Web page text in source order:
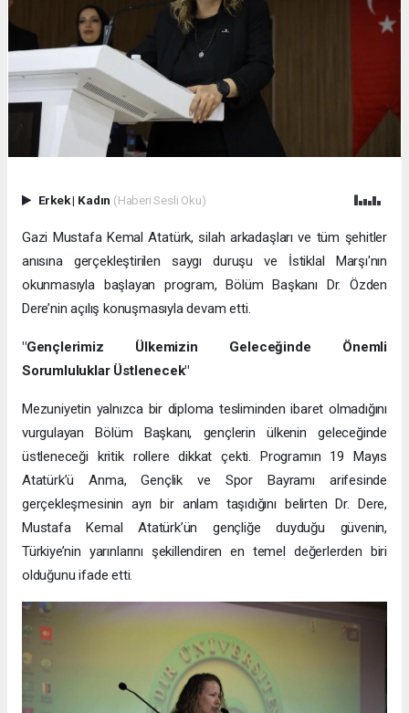
Erkek| Kadın (Haberi Sesli Oku)
Gazi Mustafa Kemal Atatürk, silah arkadaşları ve tüm şehitler
anısına gerçekleştirilen saygı duruşu ve İstiklal Marşı'nın
okunmasıyla başlayan program, Bölüm Başkanı Dr. Özden
Dere’nin açılış konuşmasıyla devam etti.
"Gençlerimiz Ülkemizin Geleceğinde Önemli
Sorumluluklar Üstlenecek"
Mezuniyetin yalnızca bir diploma tesliminden ibaret olmadığını
vurgulayan Bölüm Başkanı, gençlerin ülkenin geleceğinde
üstleneceği kritik rollere dikkat çekti. Programın 19 Mayıs
Atatürk’ü Anma, Gençlik ve Spor Bayramı arifesinde
gerçekleşmesinin ayrı bir anlam taşıdığını belirten Dr. Dere,
Mustafa Kemal Atatürk’ün gençliğe duyduğu güvenin,
Türkiye’nin yarınlarını şekillendiren en temel değerlerden biri
olduğunu ifade etti.